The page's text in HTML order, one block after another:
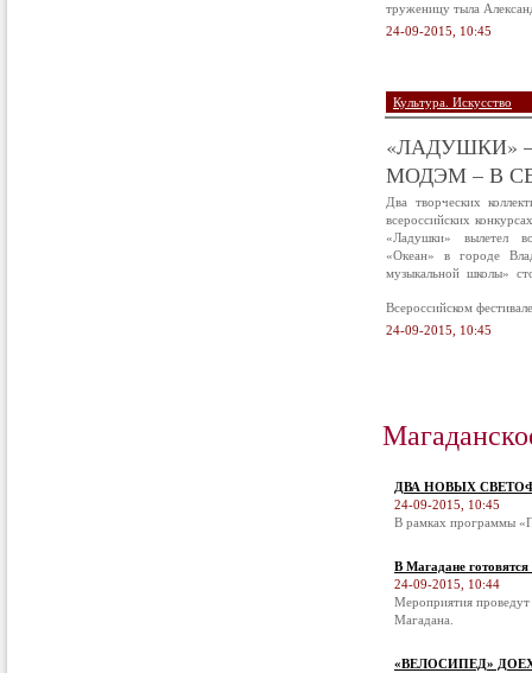
труженицу тыла
24-09-2015, 10:45
Культура. Искусство
«ЛАДУШКИ»
МОДЭМ – В
Два творческих
всероссийских
«Ладушки» вылетел
«Океан» в городе
музыкальной школы»
Всероссийском
24-09-2015, 10:45
ДВА НОВЫХ
24-09-2015, 10:45
В рамках программы
В Магадане
24-09-2015, 10:44
Мероприятия
Магадана.
«ВЕЛОСИПЕД»